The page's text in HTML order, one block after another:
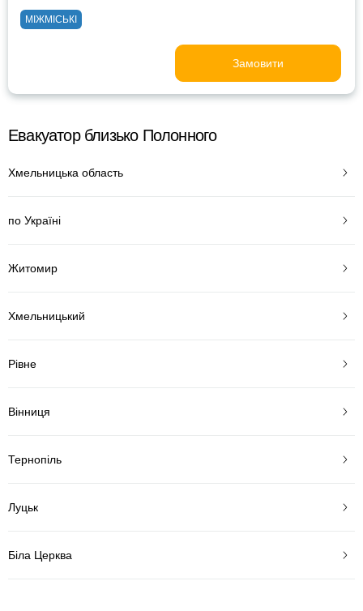
МІЖМІСЬКІ
Замовити
Евакуатор близько Полонного
Хмельницька область
по Україні
Житомир
Хмельницький
Рівне
Вінниця
Тернопіль
Луцьк
Біла Церква